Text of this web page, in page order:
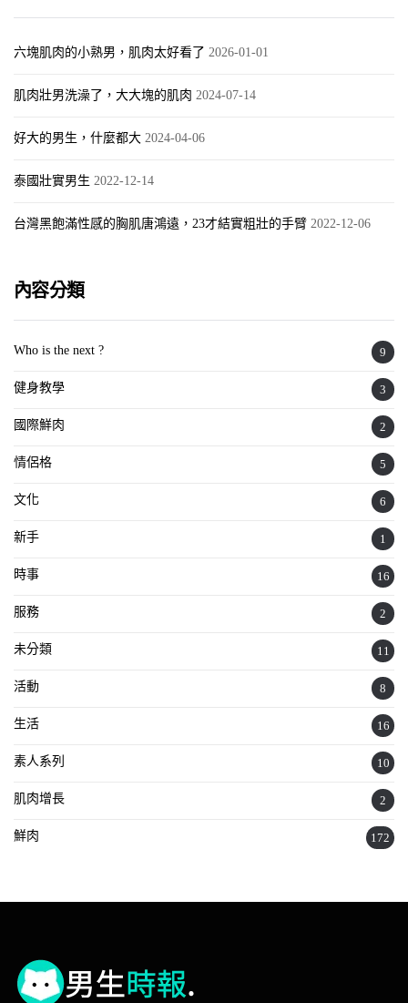
六塊肌肉的小熟男，肌肉太好看了 2026-01-01
肌肉壯男洗澡了，大大塊的肌肉 2024-07-14
好大的男生，什麼都大 2024-04-06
泰國壯實男生 2022-12-14
台灣黑飽滿性感的胸肌唐鴻遠，23才結實粗壯的手臂 2022-12-06
內容分類
Who is the next ? 9
健身教學 3
國際鮮肉 2
情侶格 5
文化 6
新手 1
時事 16
服務 2
未分類 11
活動 8
生活 16
素人系列 10
肌肉增長 2
鮮肉 172